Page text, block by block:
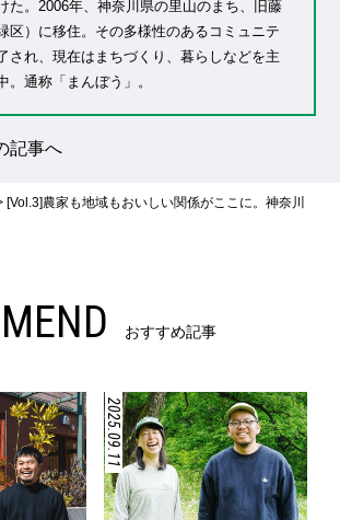
た。2006年、神奈川県の里山のまち、旧藤
区）に移住。その多様性のあるコミュニテ
され、現在はまちづくり、暮らしなどを主
。通称「まんぼう」。
記事へ
[Vol.3]農家も地域もおいしい関係がここに。神奈川
おすすめ記事
2025.09.11